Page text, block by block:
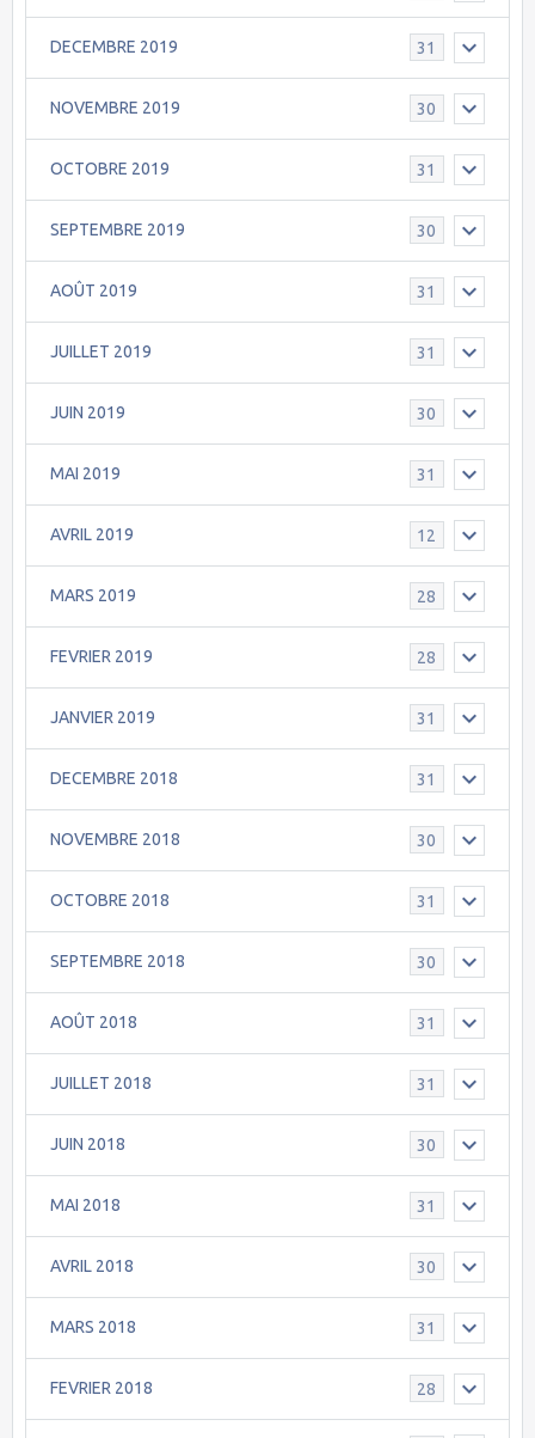
DECEMBRE 2019 31
NOVEMBRE 2019 30
OCTOBRE 2019 31
SEPTEMBRE 2019 30
AOÛT 2019 31
JUILLET 2019 31
JUIN 2019 30
MAI 2019 31
AVRIL 2019 12
MARS 2019 28
FEVRIER 2019 28
JANVIER 2019 31
DECEMBRE 2018 31
NOVEMBRE 2018 30
OCTOBRE 2018 31
SEPTEMBRE 2018 30
AOÛT 2018 31
JUILLET 2018 31
JUIN 2018 30
MAI 2018 31
AVRIL 2018 30
MARS 2018 31
FEVRIER 2018 28